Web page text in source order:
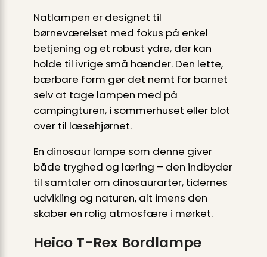
Natlampen er designet til
børneværelset med fokus på enkel
betjening og et robust ydre, der kan
holde til ivrige små hænder. Den lette,
bærbare form gør det nemt for barnet
selv at tage lampen med på
campingturen, i sommerhuset eller blot
over til læsehjørnet.
En dinosaur lampe som denne giver
både tryghed og læring – den indbyder
til samtaler om dinosaurarter, tidernes
udvikling og naturen, alt imens den
skaber en rolig atmosfære i mørket.
Heico T-Rex Bordlampe